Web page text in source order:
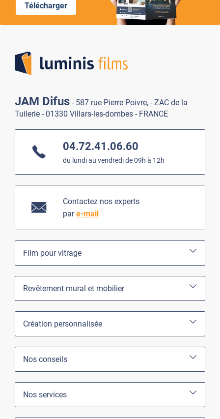
Télécharger
JAM Difus - 587 rue Pierre Poivre, - ZAC de la
Tuilerie - 01330 Villars-les-dombes - FRANCE
04.72.41.06.60
du lundi au vendredi de 09h à 12h
Contactez nos experts
pare-mail
Film pour vitrage
Revêtement mural et mobilier
Création personnalisée
Nos conseils
Nos services